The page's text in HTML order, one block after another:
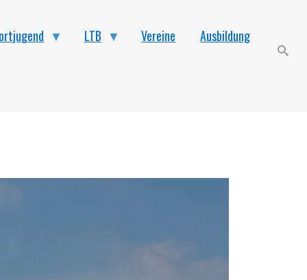
LTB Vereine
Ausbildung